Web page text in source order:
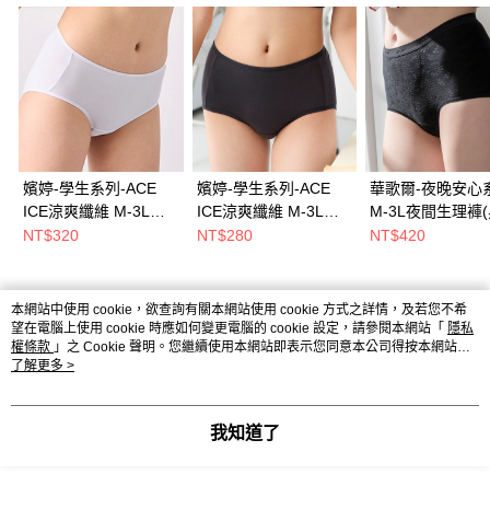
嬪婷-學生系列-ACE
ICE涼爽纖維 M-3L中
腰夜間學習小平口生理
NT$320
嬪婷-學生系列-ACE
ICE涼爽纖維 M-3L中
腰三角褲(極簡黑) 搭配
NT$280
華歌爾-夜晚安心
M-3L夜間生理褲
NS6538BL
NT$420
熱門標籤
本網站中使用 cookie，欲查詢有關本網站使用 cookie 方式之詳情，及若您不希
望在電腦上使用 cookie 時應如何變更電腦的 cookie 設定，請參閱本網站「 隱私
權條款 」之 Cookie 聲明。您繼續使用本網站即表示您同意本公司得按本網站使
用條款之 Cookie 聲明使用 cookie。
了解更多 >
我知道了